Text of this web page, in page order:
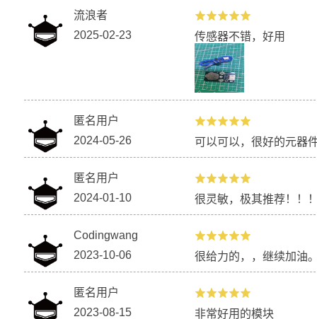
流浪者
2025-02-23
传感器不错，好用
匿名用户
2024-05-26
可以可以，很好的元器
匿名用户
2024-01-10
很灵敏，极其推荐！！
Codingwang
2023-10-06
很给力的，，继续加油
匿名用户
2023-08-15
非常好用的模块